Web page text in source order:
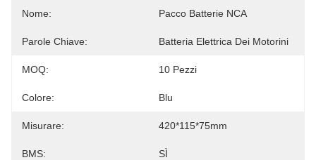
Nome: Pacco Batterie NCA
Parole Chiave: Batteria Elettrica Dei Motorini
MOQ: 10 Pezzi
Colore: Blu
Misurare: 420*115*75mm
BMS: SÌ